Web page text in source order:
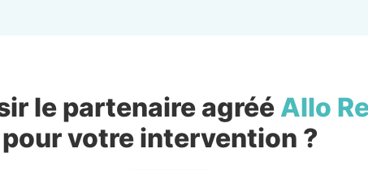
le partenaire agréé Allo
pour votre intervention ?